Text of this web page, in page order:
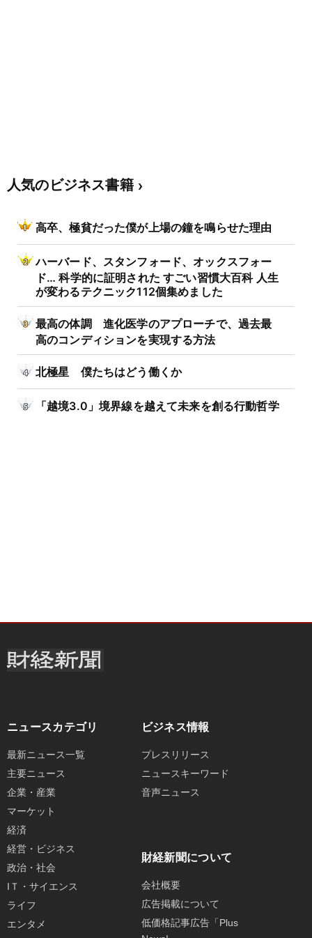
人気のビジネス書籍
高卒、極貧だった僕が上場の鐘を鳴らせた理由
ハーバード、スタンフォード、オックスフォー
ド… 科学的に証明された すごい習慣大百科 人生
が変わるテクニック112個集めました
最高の体調 進化医学のアプローチで、過去最
高のコンディションを実現する方法
北極星 僕たちはどう働くか
「越境3.0」境界線を越えて未来を創る行動哲学
ニュースカテゴリ
最新ニュース一覧
主要ニュース
企業・産業
マーケット
経済
経営・ビジネス
政治・社会
IＴ・サイエンス
ライフ
エンタメ
ビジネス情報
プレスリリース
ニュースキーワード
音声ニュース
財経新聞について
会社概要
広告掲載について
低価格記事広告「Plus